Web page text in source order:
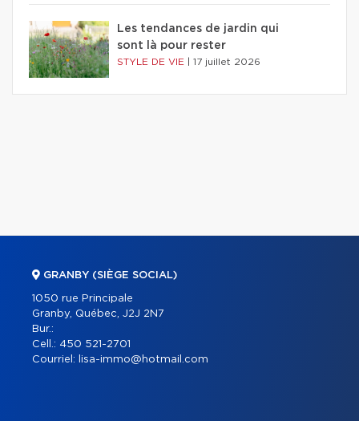
Les tendances de jardin qui
sont là pour rester
STYLE DE VIE 17 juillet 2026
GRANBY (SIÈGE SOCIAL)
1050 rue Principale
Granby, Québec, J2J 2N7
Bur.:
Cell.: 450 521-2701
Courriel:
lisa-immo@hotmail.com